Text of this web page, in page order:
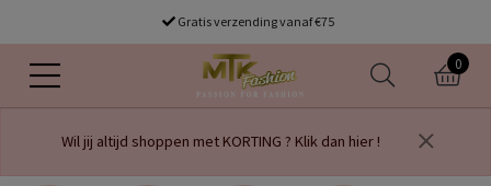
Gratis verzending vanaf €75
0
Wil jij altijd shoppen met KORTING ? Klik dan hier !